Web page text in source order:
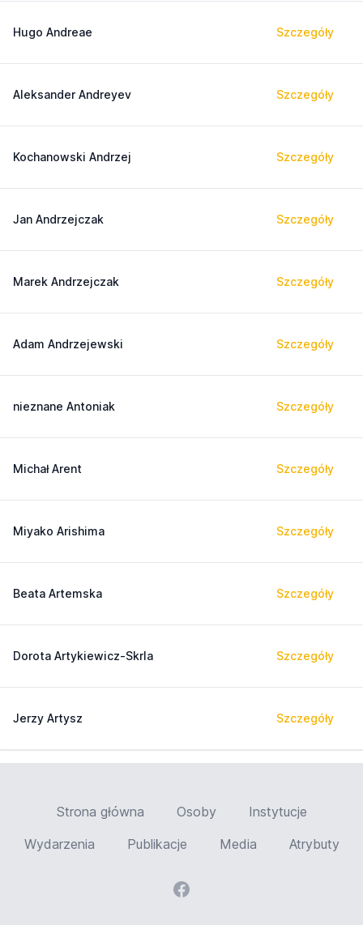
Hugo Andreae Szczegóły
Aleksander Andreyev Szczegóły
Kochanowski Andrzej Szczegóły
Jan Andrzejczak Szczegóły
Marek Andrzejczak Szczegóły
Adam Andrzejewski Szczegóły
nieznane Antoniak Szczegóły
Michał Arent Szczegóły
Miyako Arishima Szczegóły
Beata Artemska Szczegóły
Dorota Artykiewicz-Skrla Szczegóły
Jerzy Artysz Szczegóły
Strona główna Osoby
Instytucje
Wydarzenia
Publikacje Media Atrybuty